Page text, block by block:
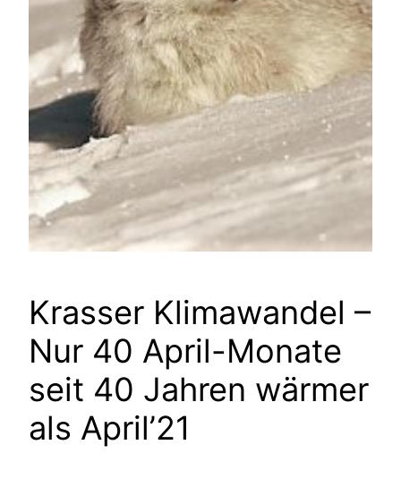
Krasser Klimawandel –
Nur 40 April-Monate
seit 40 Jahren wärmer
als April’21